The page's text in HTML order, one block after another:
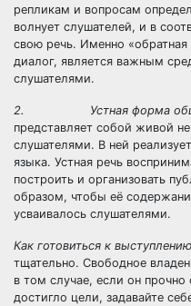
репликам и вопросам
волнует слушателей, и в
свою речь. Именно
диалог, является важным
слушателями.
2. Устная форма
представляет собой живой
слушателями. В ней
языка. Устная речь
построить и организовать
образом, чтобы её
усваивалось слушателями.
Как готовиться к
тщательно. Свободное
в том случае, если он
достигло цели, задавайте